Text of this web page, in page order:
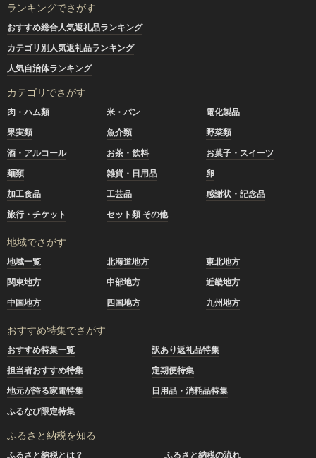
ランキングでさがす
おすすめ総合人気返礼品ランキング
カテゴリ別人気返礼品ランキング
人気自治体ランキング
カテゴリでさがす
肉・ハム類 米・パン
電化製品
果実類
魚介類
野菜類
酒・アルコール
お茶・飲料
お菓子・スイーツ
麺類
雑貨・日用品
卵
加工食品
工芸品
感謝状・記念品
旅行・チケット
セット類 その他
地域でさがす
地域一覧 北海道地方
東北地方
関東地方
中部地方
近畿地方
中国地方
四国地方 九州地方
おすすめ特集でさがす
おすすめ特集一覧
訳あり返礼品特集
担当者おすすめ特集
定期便特集
地元が誇る家電特集
日用品・消耗品特集
ふるなび限定特集
ふるさと納税を知る
ふるさと納税とは？
ふるさと納税の流れ